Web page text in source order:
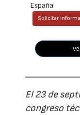
España
Solicitar
El 23 de
congreso